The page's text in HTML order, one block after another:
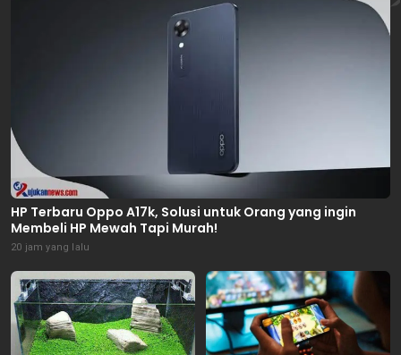
HP Terbaru Oppo A17k, Solusi untuk Orang yang ingin
Membeli HP Mewah Tapi Murah!
20 jam yang lalu